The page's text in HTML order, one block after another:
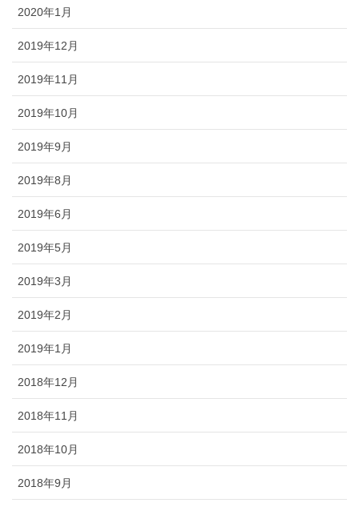
2020年1月
2019年12月
2019年11月
2019年10月
2019年9月
2019年8月
2019年6月
2019年5月
2019年3月
2019年2月
2019年1月
2018年12月
2018年11月
2018年10月
2018年9月